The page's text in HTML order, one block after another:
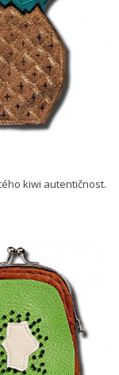
kiwi autentičnost.